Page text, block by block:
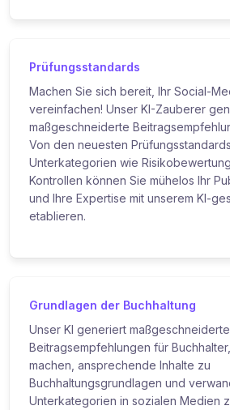
Prüfungsstandards
Machen Sie sich bereit, Ihr Social-
vereinfachen! Unser KI-Zauberer
maßgeschneiderte
Von den neuesten
Unterkategorien wie
Kontrollen können Sie mühelos Ihr
und Ihre Expertise mit unserem KI-
etablieren.
Grundlagen der Buchhaltung
Unser KI generiert maßgeschneiderte
Beitragsempfehlungen für
machen, ansprechende Inhalte zu
Buchhaltungsgrundlagen und
Unterkategorien in sozialen Medien